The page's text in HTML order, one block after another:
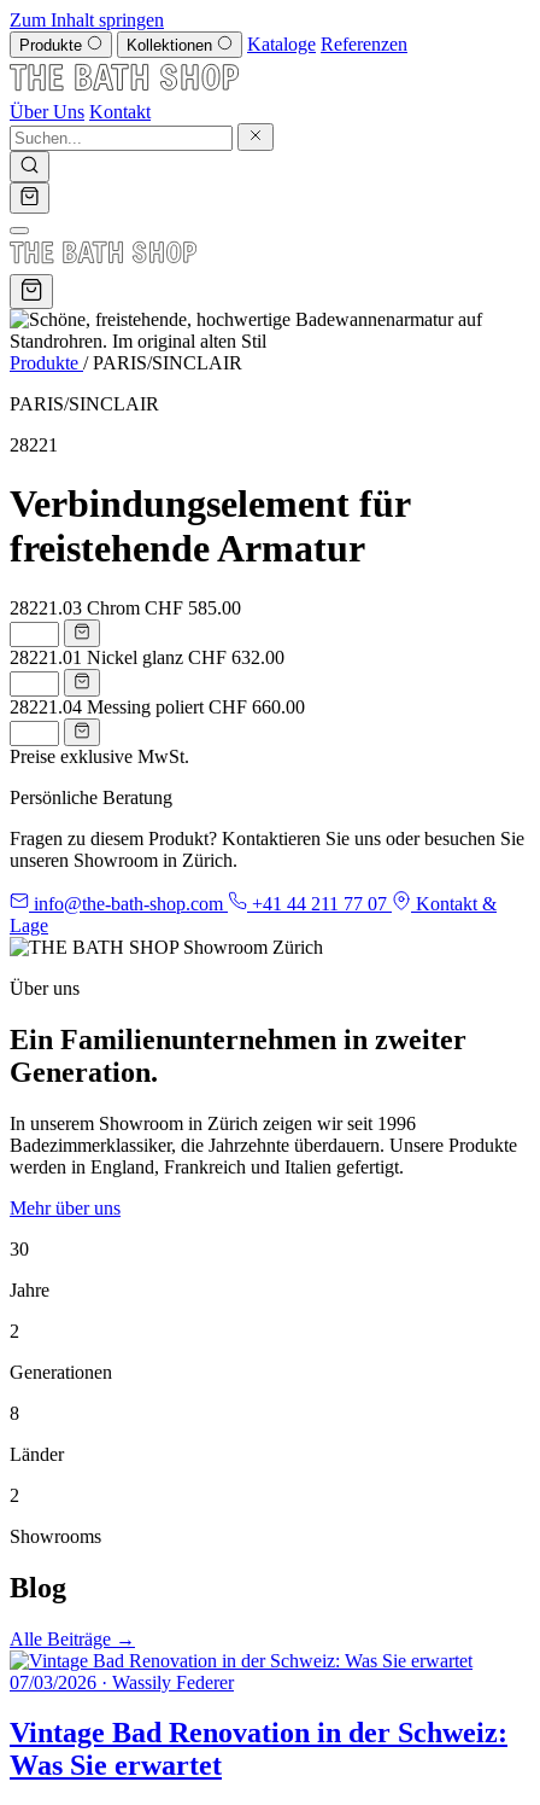
Zum Inhalt springen
Produkte Kollektionen Kataloge Referenzen
Über Uns Kontakt
Produkte / PARIS/SINCLAIR
PARIS/SINCLAIR
28221
Verbindungselement für
freistehende Armatur
28221.03 Chrom CHF 585.00
28221.01 Nickel glanz CHF 632.00
28221.04 Messing poliert CHF 660.00
Preise exklusive MwSt.
Persönliche Beratung
Fragen zu diesem Produkt? Kontaktieren Sie uns oder besuchen Sie
unseren Showroom in Zürich.
info@the-bath-shop.com +41 44 211 77 07
Kontakt &
Lage
Über uns
Ein Familienunternehmen in zweiter
Generation.
In unserem Showroom in Zürich zeigen wir seit 1996
Badezimmerklassiker, die Jahrzehnte überdauern. Unsere Produkte
werden in England, Frankreich und Italien gefertigt.
Mehr über uns
30
Jahre
2
Generationen
8
Länder
2
Showrooms
Blog
Alle Beiträge →
07/03/2026 · Wassily Federer
Vintage Bad Renovation in der Schweiz:
Was Sie erwartet